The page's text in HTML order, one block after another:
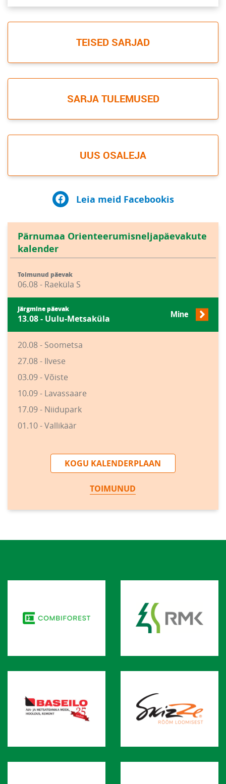
TEISED SARJAD
SARJA TULEMUSED
UUS OSALEJA
Leia meid Facebookis
Pärnumaa Orienteerumisneljapäevakute
kalender
Toimunud päevak
06.08 - Raeküla S
Järgmine päevak
13.08 - Uulu-Metsaküla Mine
20.08 - Soometsa
27.08 - Ilvese
03.09 - Võiste
10.09 - Lavassaare
17.09 - Niidupark
01.10 - Vallikäär
KOGU KALENDERPLAAN
TOIMUNUD